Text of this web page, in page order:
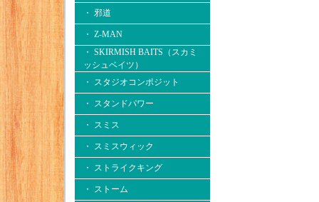
・ 邪道
・ Z-MAN
・ SKIRMISH BAITS（スカミ
ッシュベイツ）
・ スタジオコンポジット
・ スタンドパワー
・ スミス
・ スミスウィック
・ ストライクキング
・ ストーム